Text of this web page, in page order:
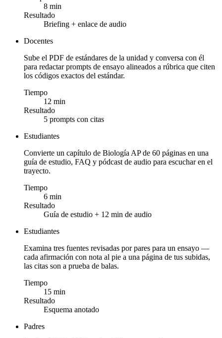
8 min
Resultado
Briefing + enlace de audio
Docentes
Sube el PDF de estándares de la unidad y conversa con él
para redactar prompts de ensayo alineados a rúbrica que citen
los códigos exactos del estándar.
Tiempo
12 min
Resultado
5 prompts con citas
Estudiantes
Convierte un capítulo de Biología AP de 60 páginas en una
guía de estudio, FAQ y pódcast de audio para escuchar en el
trayecto.
Tiempo
6 min
Resultado
Guía de estudio + 12 min de audio
Estudiantes
Examina tres fuentes revisadas por pares para un ensayo —
cada afirmación con nota al pie a una página de tus subidas,
las citas son a prueba de balas.
Tiempo
15 min
Resultado
Esquema anotado
Padres